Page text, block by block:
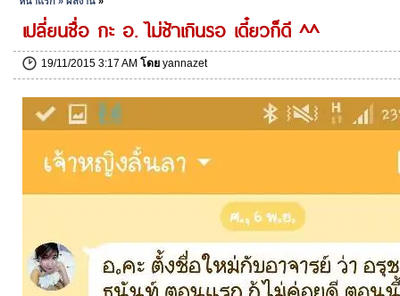
เปลี่ยนชื่อ กะ อ. ไม่ช้าเกินรอ เดี๋ยวก็ดี ^^
19/11/2015 3:17 AM โดย yannazet